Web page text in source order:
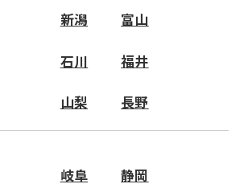
新潟 富山
石川 福井
山梨 長野
岐阜 静岡